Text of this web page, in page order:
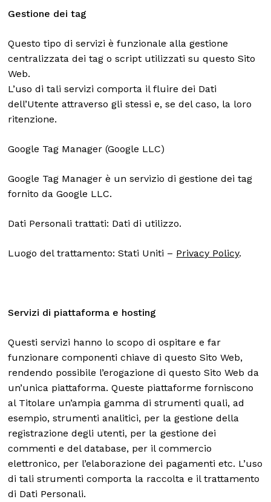
Gestione dei tag
Questo tipo di servizi è funzionale alla gestione
centralizzata dei tag o script utilizzati su questo Sito
Web.
L’uso di tali servizi comporta il fluire dei Dati
dell’Utente attraverso gli stessi e, se del caso, la loro
ritenzione.
Google Tag Manager (Google LLC)
Google Tag Manager è un servizio di gestione dei tag
fornito da Google LLC.
Dati Personali trattati: Dati di utilizzo.
Luogo del trattamento: Stati Uniti – Privacy Policy.
Servizi di piattaforma e hosting
Questi servizi hanno lo scopo di ospitare e far
funzionare componenti chiave di questo Sito Web,
rendendo possibile l’erogazione di questo Sito Web da
un’unica piattaforma. Queste piattaforme forniscono
al Titolare un’ampia gamma di strumenti quali, ad
esempio, strumenti analitici, per la gestione della
registrazione degli utenti, per la gestione dei
commenti e del database, per il commercio
elettronico, per l’elaborazione dei pagamenti etc. L’uso
di tali strumenti comporta la raccolta e il trattamento
di Dati Personali.